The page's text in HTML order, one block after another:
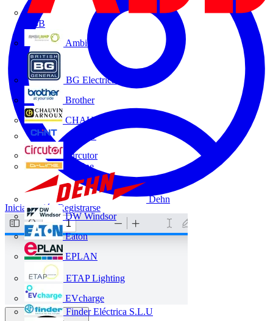
ABB
Ambilamp
BG Electrical
Brother
CHAUVIN ARNOUX
CHINT
Circutor
D-Line
Dehn
DW Windsor
Eaton
EPLAN
ETAP Lighting
EVcharge
Finder Eléctrica S.L.U
Iniciar sesión Registrarse